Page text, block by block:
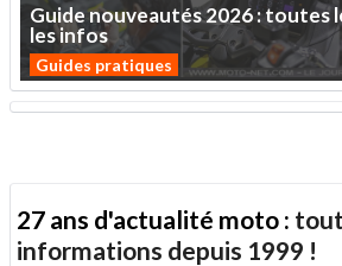
Guidenouveautés2026:toutes
lesinfos
Guides pratiques
27 ans d'actualité moto :
informations depuis 1999 !